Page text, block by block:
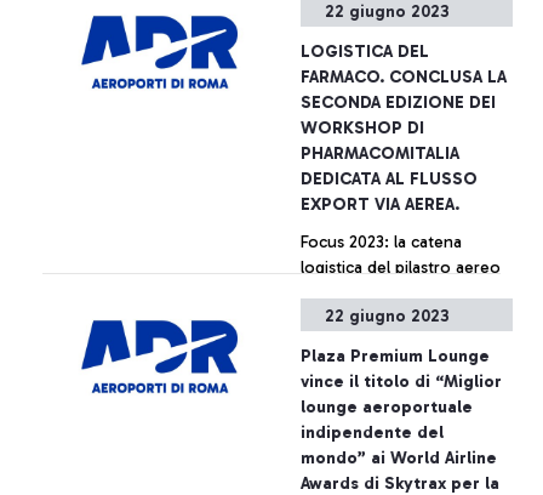
collaborazione di Circet
per l’hub internazionale di
Fiumicino e alla riduzione
delle emissioni di CO2 in
atmosfera equivalente alla
piantumazione di circa
100mila alberi all’anno.
+ Approfondisci
22 giugno 2023
LOGISTICA DEL
FARMACO. CONCLUSA LA
SECONDA EDIZIONE DEI
WORKSHOP DI
PHARMACOMITALIA
DEDICATA AL FLUSSO
EXPORT VIA AEREA.
Focus 2023: la catena
logistica del pilastro aereo
coinvolti, i criteri di
selezione del packaging per
il farmaco via aerea
+ Approfondisci
22 giugno 2023
Plaza Premium Lounge
vince il titolo di “Miglior
lounge aeroportuale
indipendente del
mondo” ai World Airline
Awards di Skytrax per la